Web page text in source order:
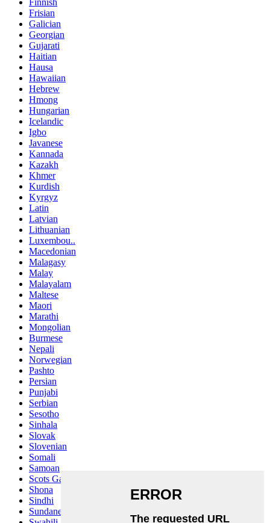
Finnish
Frisian
Galician
Georgian
Gujarati
Haitian
Hausa
Hawaiian
Hebrew
Hmong
Hungarian
Icelandic
Igbo
Javanese
Kannada
Kazakh
Khmer
Kurdish
Kyrgyz
Latin
Latvian
Lithuanian
Luxembou..
Macedonian
Malagasy
Malay
Malayalam
Maltese
Maori
Marathi
Mongolian
Burmese
Nepali
Norwegian
Pashto
Persian
Punjabi
Serbian
Sesotho
Sinhala
Slovak
Slovenian
Somali
Samoan
Scots Gaelic
Shona
Sindhi
Sundanese